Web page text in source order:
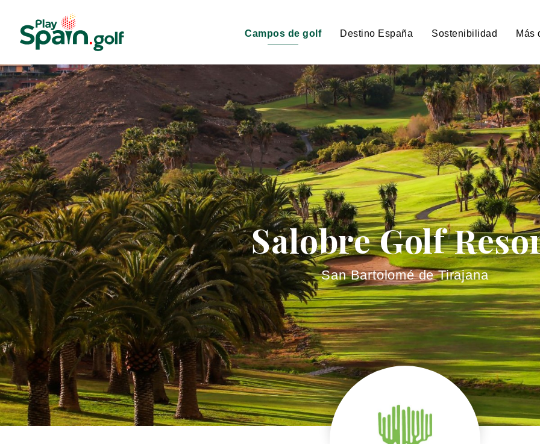
Campos de golf Destino España Sostenibilidad Más
Salobre Golf
San Bartolomé de Tirajana